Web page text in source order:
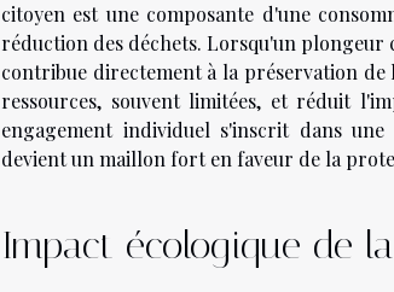
citoyen est une composante d'une
réduction des déchets. Lorsqu'un
contribue directement à la préservation
ressources, souvent limitées, et réduit
engagement individuel s'inscrit dans
devient un maillon fort en faveur de la
Impact écologique de